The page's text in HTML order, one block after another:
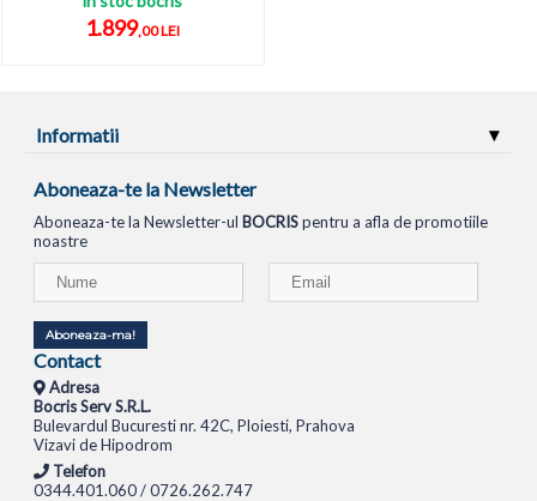
1.899,00 LEI
Informatii
Aboneaza-te la Newsletter
Aboneaza-te la Newsletter-ul BOCRISpentru a afla de promotiile
noastre
Aboneaza-ma!
Contact
Adresa
Bocris Serv S.R.L.
Bulevardul Bucuresti nr. 42C, Ploiesti, Prahova
Vizavi de Hipodrom
Telefon
0344.401.060 / 0726.262.747